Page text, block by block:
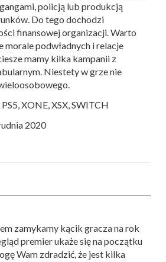
policją lub produkcją
Do tego dochodzi
finansowej organizacji. Warto
morale podwładnych i relacje
mamy kilka kampanii z
Niestety w grze nie
PS5, XONE, XSX, SWITCH
2020
zamykamy kącik gracza na rok
premier ukaże się na początku
Wam zdradzić, że jest kilka